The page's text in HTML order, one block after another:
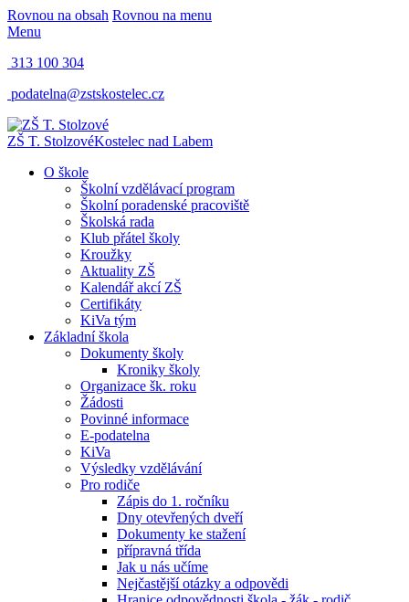
Rovnou na obsah Rovnou na menu
Menu
313 100 304
podatelna@zstskostelec.cz
ZŠ T. StolzovéKostelec nad Labem
O škole
Školní vzdělávací program
Školní poradenské pracoviště
Školská rada
Klub přátel školy
Kroužky
Aktuality ZŠ
Kalendář akcí ZŠ
Certifikáty
KiVa tým
Základní škola
Dokumenty školy
Kroniky školy
Organizace šk. roku
Žádosti
Povinné informace
E-podatelna
KiVa
Výsledky vzdělávání
Pro rodiče
Zápis do 1. ročníku
Dny otevřených dveří
Dokumenty ke stažení
přípravná třída
Jak u nás učíme
Nejčastější otázky a odpovědi